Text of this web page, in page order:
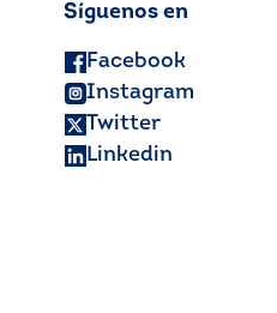
Síguenos en
Facebook
Instagram
Twitter
Linkedin